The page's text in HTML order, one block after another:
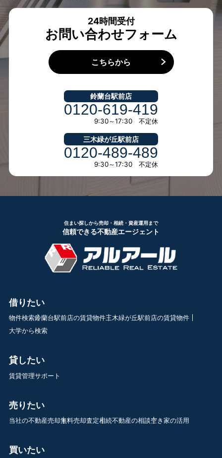
24時間受付
お問い合わせフォーム
こちらから
鈴蘭台駅前店
0120-619-419
9:30～17:30 不定休
三木緑が丘駅前店
0120-489-489
9:30～17:30 不定休
住まい探しから売却・相続・資産運用まで
信頼できる不動産エージェント
借りたい
物件検索鈴蘭台駅前店の賃貸物件三木緑が丘駅前店の賃貸物件
大学から検索
貸したい
賃貸管理サポート
売りたい
当社の不動産売却無料売却査定相続不動産の相談空き家の活用
買いたい